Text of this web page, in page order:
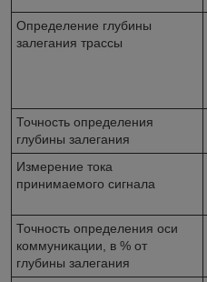
Определение глубины
залегания трассы
Точность определения
глубины залегания
Измерение тока
принимаемого сигнала
Точность определения оси
коммуникации, в % от
глубины залегания